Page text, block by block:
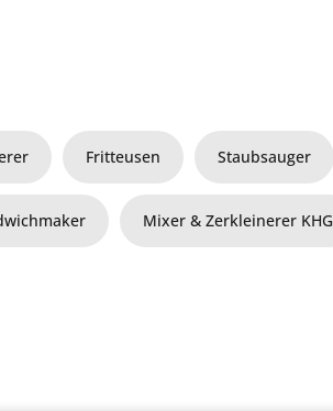
Fritteusen Staubsauger
Mixer & Zerkleinerer KHG